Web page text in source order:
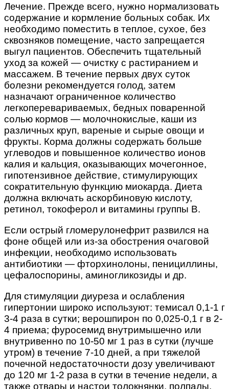
Лечение. Прежде всего, нужно нормализовать
содержание и кормление больных собак. Их
необходимо поместить в теплое, сухое, без
сквозняков помещение, часто запрещается
выгул пациентов. Обеспечить тщательный
уход за кожей — очистку с растиранием и
массажем. В течение первых двух суток
болезни рекомендуется голод, затем
назначают ограниченное количество
легкоперевариваемых, бедных поваренной
солью кормов — молочнокислые, каши из
различных круп, вареные и сырые овощи и
фрукты. Корма должны содержать больше
углеводов и повышенное количество ионов
калия и кальция, оказывающих мочегонное,
гипотензивное действие, стимулирующих
сократительную функцию миокарда. Диета
должна включать аскорбиновую кислоту,
ретинол, токоферол и витамины группы В.
Если острый гломерулонефрит развился на
фоне общей или из-за обострения очаговой
инфекции, необходимо использовать
антибиотики — фторхинолоны, пенициллины,
цефалоспорины, аминогликозиды и др.
Для стимуляции диуреза и ослабления
гипертонии широко используют: темисал 0,1-1 г
3-4 раза в сутки; верошпирон по 0,025-0,1 г в 2-
4 приема; фуросемид внутримышечно или
внутривенно по 10-50 мг 1 раз в сутки (лучше
утром) в течение 7-10 дней, а при тяжелой
почечной недостаточности дозу увеличивают
до 120 мг 1-2 раза в сутки в течение недели, а
также отвары и настои толокнянки, полпалы,